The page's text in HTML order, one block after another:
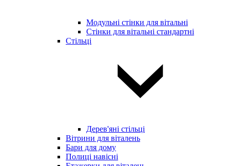
Модульні стінки для вітальні
Стінки для вітальні стандартні
Стільці
Дерев'яні стільці
Вітрини для віталень
Бари для дому
Полиці навісні